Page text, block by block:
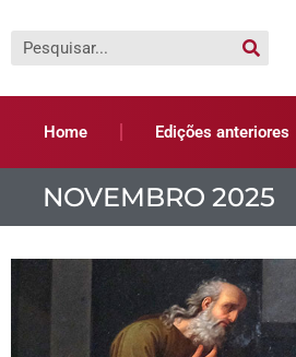
Home Edições anteriores
NOVEMBRO 2025